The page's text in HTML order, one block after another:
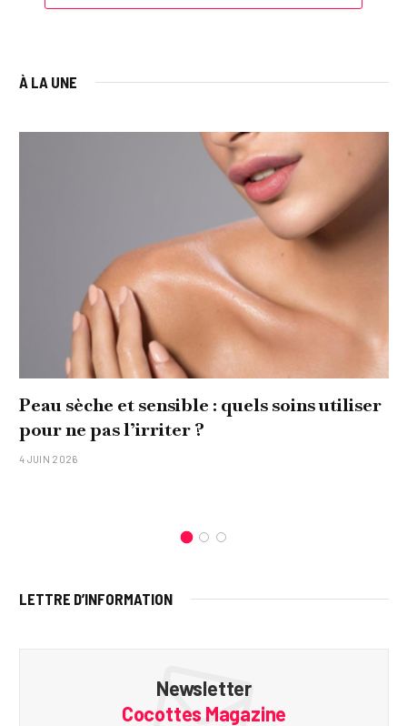
À LA UNE
Peau sèche et sensible : quels soins utiliser
pour ne pas l’irriter ?
4 JUIN 2026
LETTRE D’INFORMATION
Newsletter
Cocottes Magazine